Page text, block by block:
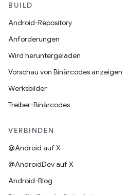
BUILD
Android-Repository
Anforderungen
Wird heruntergeladen
Vorschau von Binärcodes anzeigen
Werksbilder
Treiber-Binärcodes
VERBINDEN
@Android auf X
@AndroidDev auf X
Android-Blog